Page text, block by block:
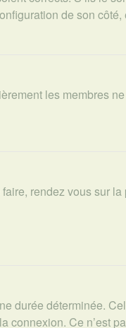
de son côté,
les membres
rendez vous sur
durée déterminée.
connexion. Ce n’est